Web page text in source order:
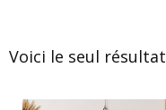
Voici le seul résultat